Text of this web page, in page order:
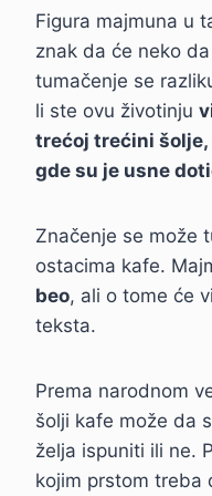
Figura majmuna u
znak da će neko
tumačenje se
li ste ovu životinju
trećoj trećini šolje,
gde su je usne
Značenje se može
ostacima kafe.
beo, ali o tome će
teksta.
Prema narodnom
šolji kafe može da
želja ispuniti ili ne.
kojim prstom treba